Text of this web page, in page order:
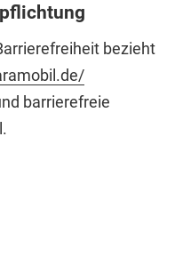
bezieht
barrierefreie